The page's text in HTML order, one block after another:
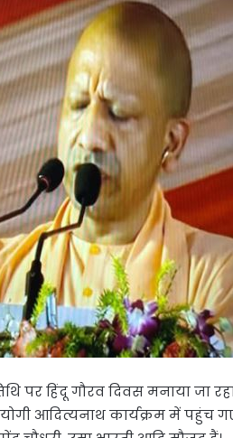
पर हिंदू गौरव दिवस मनाया जा
आदित्यनाथ कार्यक्रम में पहुंच